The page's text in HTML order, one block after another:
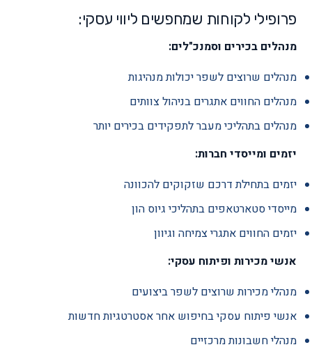
פרופילי לקוחות שמחפשים ליווי עסקי:
מנהלים בכירים וסמנכ"לים:
מנהלים שרוצים לשפר יכולות מנהיגות
מנהלים החווים אתגרים בניהול צוותים
מנהלים בתהליכי מעבר לתפקידים בכירים יותר
יזמים ומייסדי חברות:
יזמים בתחילת דרכם שזקוקים להכוונה
מייסדי סטארטאפים בתהליכי גיוס הון
יזמים החווים אתגרי צמיחה וגיוון
אנשי מכירות ופיתוח עסקי:
מנהלי מכירות שרוצים לשפר ביצועים
אנשי פיתוח עסקי בחיפוש אחר אסטרטגיות חדשות
מנהלי חשבונות מרכזיים